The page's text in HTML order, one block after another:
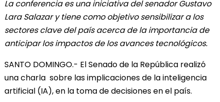
La conferencia es una iniciativa del senador Gustavo
Lara Salazar y tiene como objetivo sensibilizar a los
sectores clave del país acerca de la importancia de
anticipar los impactos de los avances tecnológicos.
SANTO DOMINGO.- El Senado de la República realizó
una charla sobre las implicaciones de la inteligencia
artificial (IA), en la toma de decisiones en el país.